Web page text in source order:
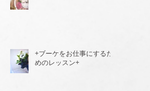
+ブーケをお仕事にするた
めのレッスン+